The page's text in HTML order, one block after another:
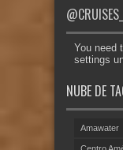
You need
settings
NUBE DE
Amawater